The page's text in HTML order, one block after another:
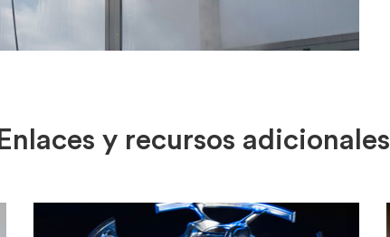
Enlaces y recursos adicionales